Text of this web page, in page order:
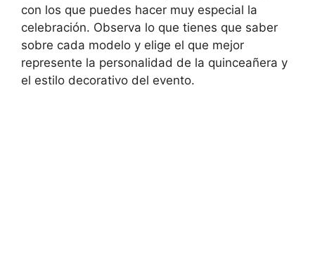
con los que puedes hacer muy especial la
celebración. Observa lo que tienes que saber
sobre cada modelo y elige el que mejor
represente la personalidad de la quinceañera y
el estilo decorativo del evento.